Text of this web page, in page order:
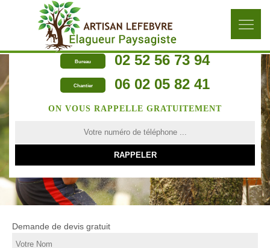
Bureau 02 52 56 73 94
Chantier 06 02 05 82 41
ON VOUS RAPPELLE GRATUITEMENT
Demande de devis gratuit